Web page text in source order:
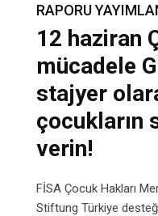
RAPORU
12 haziran
mücadele
stajyer
çocukların
verin!
FİSA Çocuk Hakları
Stiftung Türkiye